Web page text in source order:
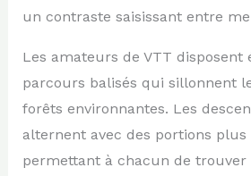
un contraste saisissant entre
Les amateurs de VTT disposent
parcours balisés qui sillonnent
forêts environnantes. Les
alternent avec des portions plus
permettant à chacun de trouver